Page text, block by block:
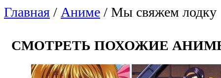
Главная / Аниме / Мы свяжем лодку
СМОТРЕТЬ ПОХОЖИЕ